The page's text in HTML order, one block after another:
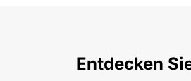
Entdecken